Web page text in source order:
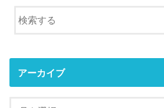
アーカイブ